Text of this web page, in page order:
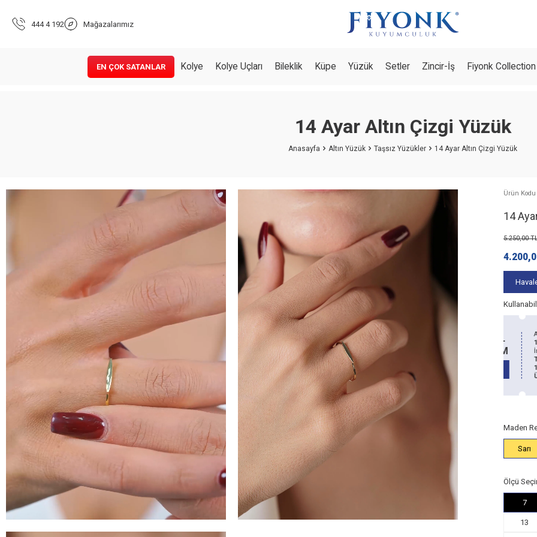
444 4 192 Mağazalarımız
EN ÇOK SATANLAR Kolye Kolye Uçları Bileklik Küpe Yüzük Setler Zincir-İş Fiyonk Collection
14 Ayar Altın Çizgi Yüzük
Anasayfa Altın Yüzük Taşsız Yüzükler 14 Ayar Altın Çizgi Yüzük
Ürün
14
5.250,00
100 TL
İNDİRİM
Alt Limit
5.000
TL
İndirim:100
TL
14 Ayar
Ürünlerde
200 TL
İNDİRİM
TL
14 Ayar
Ürünlerde
Maden
Sarı
Ölçü
7
13